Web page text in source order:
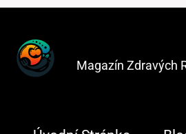
Magazín Zdravých